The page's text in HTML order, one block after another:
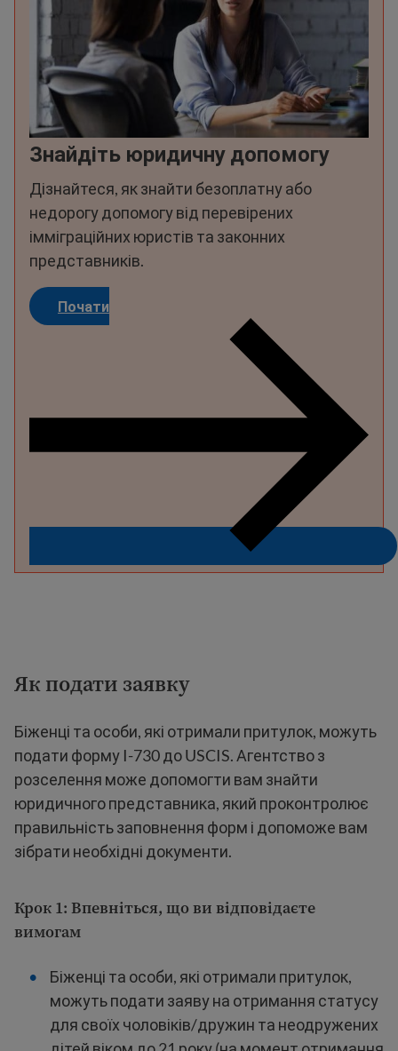
Знайдіть юридичну допомогу
Дізнайтеся, як знайти безоплатну або
недорогу допомогу від перевірених
імміграційних юристів та законних
представників.
Почати
Як подати заявку
Біженці та особи, які отримали притулок, можуть
подати форму I-730 до USCIS. Агентство з
розселення може допомогти вам знайти
юридичного представника, який проконтролює
правильність заповнення форм і допоможе вам
зібрати необхідні документи.
Крок 1: Впевніться, що ви відповідаєте
вимогам
Біженці та особи, які отримали притулок,
можуть подати заяву на отримання статусу
для своїх чоловіків/дружин та неодружених